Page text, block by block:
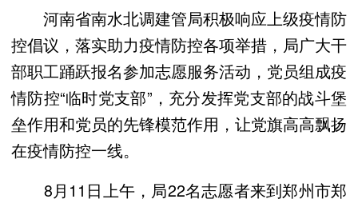
河南省南水北调建管局积极响应上级疫情防
控倡议，落实助力疫情防控各项举措，局广大干
部职工踊跃报名参加志愿服务活动，党员组成疫
情防控“临时党支部”，充分发挥党支部的战斗堡
垒作用和党员的先锋模范作用，让党旗高高飘扬
在疫情防控一线。
8月11日上午，局22名志愿者来到郑州市郑